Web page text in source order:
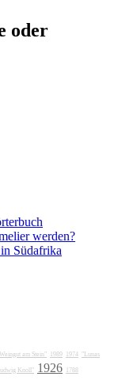
oder
werden?
Südafrika
am Stein" 1989 1974 "Lunas
Knoll" 1926 1788